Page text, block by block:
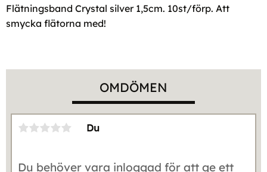
Flätningsband Crystal silver 1,5cm. 10st/förp. Att
smycka flätorna med!
OMDÖMEN
Du